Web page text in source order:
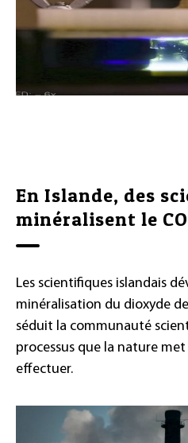
En Islande, des
minéralisent le
Les scientifiques islandais
minéralisation du dioxyde
séduit la communauté
processus que la nature
effectuer.